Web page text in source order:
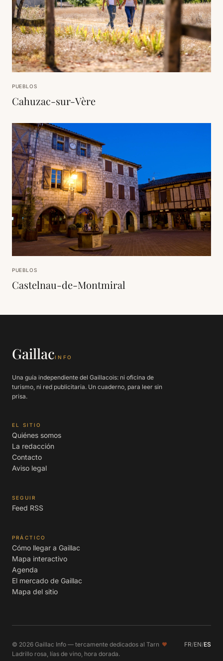
PUEBLOS
Cahuzac-sur-Vère
PUEBLOS
Castelnau-de-Montmiral
GaillacINFO
Una guía independiente del Gaillacois: ni oficina de
turismo, ni red publicitaria. Un cuaderno, para leer sin
prisa.
EL SITIO
Quiénes somos
La redacción
Contacto
Aviso legal
SEGUIR
Feed RSS
PRÁCTICO
Cómo llegar a Gaillac
Mapa interactivo
Agenda
El mercado de Gaillac
Mapa del sitio
© 2026 Gaillac Info — tercamente dedicados al Tarn FR/EN/ES
Ladrillo rosa, lías de vino, hora dorada.